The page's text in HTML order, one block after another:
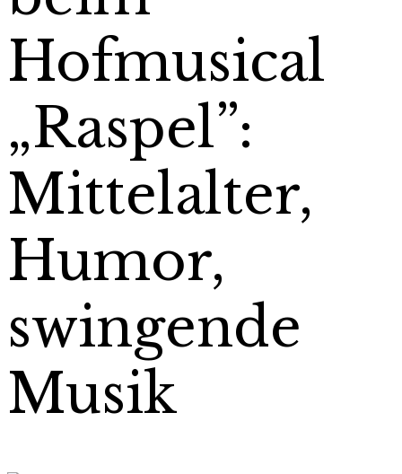
Hofmusical
„Raspel”:
Mittelalter,
Humor,
swingende
Musik